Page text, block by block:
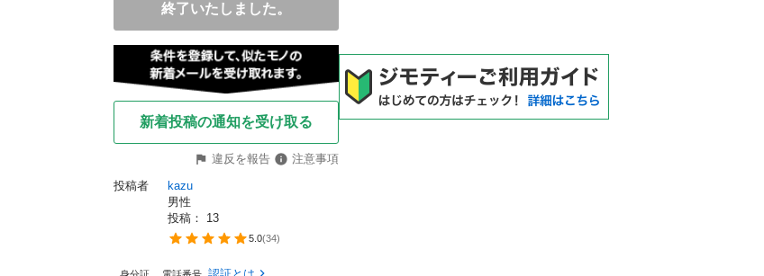
終了いたしました。
新着投稿の通知を受け取る
違反を報告
注意事項
投稿者
kazu
男性
投稿： 13
5.0(34)